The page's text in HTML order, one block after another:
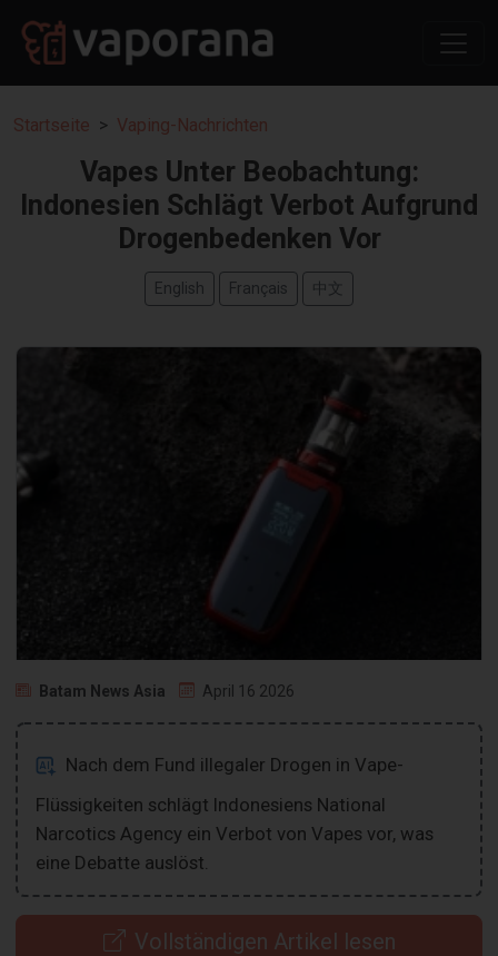
Startseite Vaping-Nachrichten
Vapes Unter Beobachtung:
Indonesien Schlägt Verbot Aufgrund
Drogenbedenken Vor
English Français 中文
Batam News Asia April 16 2026
Nach dem Fund illegaler Drogen in Vape-
Flüssigkeiten schlägt Indonesiens National
Narcotics Agency ein Verbot von Vapes vor, was
eine Debatte auslöst.
Vollständigen Artikel lesen